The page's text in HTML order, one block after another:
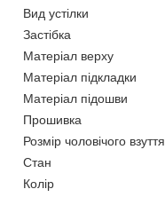
Вид устілки
Застібка
Матеріал верху
Матеріал підкладки
Матеріал підошви
Прошивка
Розмір чоловічого взуття
Стан
Колір